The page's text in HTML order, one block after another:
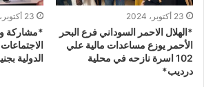
23 أكتوبر، 2024
*الهلال الاحمر السوداني فرع البحر
الأحمر يوزع مساعدات مالية علي
102 اسرة نازحه في محلية
درديب*
23 أكتوبر، 2024
*مشاركة
الدولية